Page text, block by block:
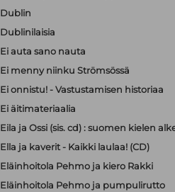
Dublin
Dublinilaisia
Ei auta sano nauta
Ei menny niinku Strömsössä
Ei onnistu! - Vastustamisen historiaa
Ei äitimateriaalia
Eila ja Ossi (sis. cd) : suomen kielen
Ella ja kaverit - Kaikki laulaa! (CD)
Eläinhoitola Pehmo ja kiero Rakki
Eläinhoitola Pehmo ja pumpulirutto